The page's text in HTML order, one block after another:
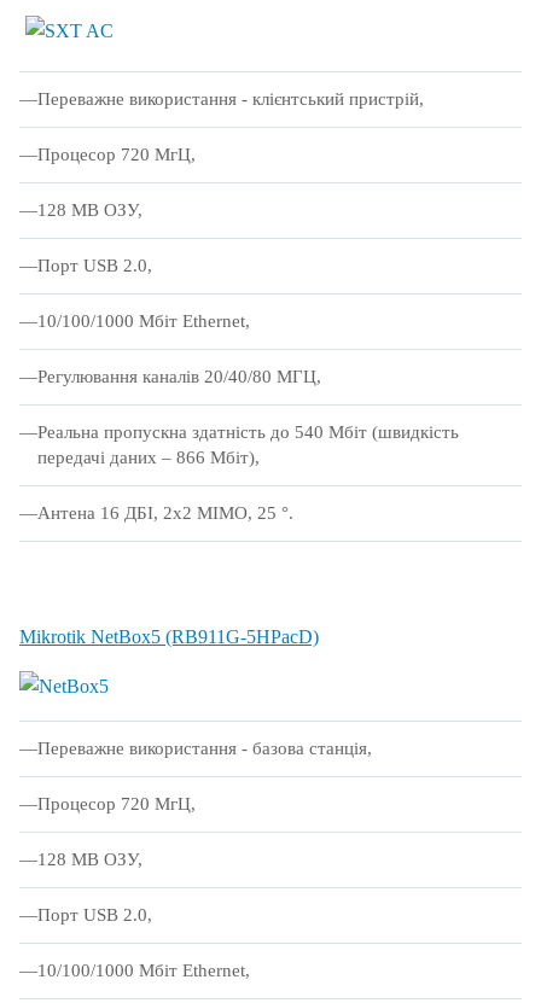
Переважне використання - клієнтський пристрій,
Процесор 720 МгЦ,
128 MB ОЗУ,
Порт USB 2.0,
10/100/1000 Мбіт Ethernet,
Регулювання каналів 20/40/80 МГЦ,
Реальна пропускна здатність до 540 Мбіт (швидкість
передачі даних – 866 Мбіт),
Антена 16 ДБІ, 2x2 MIMO, 25 °.
Mikrotik NetBox5 (RB911G-5HPacD)
Переважне використання - базова станція,
Процесор 720 МгЦ,
128 MB ОЗУ,
Порт USB 2.0,
10/100/1000 Мбіт Ethernet,